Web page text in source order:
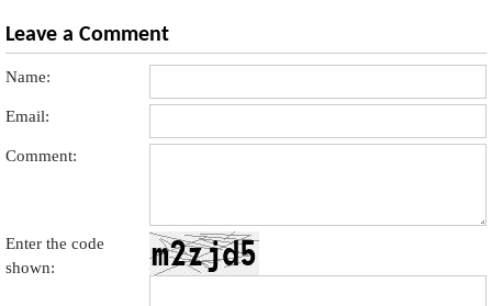
Leave a Comment
Name:
Email:
Comment:
Enter the code
shown: